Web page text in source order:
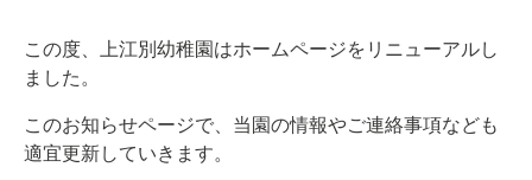
この度、上江別幼稚園はホームページをリニューアルし
ました。
このお知らせページで、当園の情報やご連絡事項なども
適宜更新していきます。